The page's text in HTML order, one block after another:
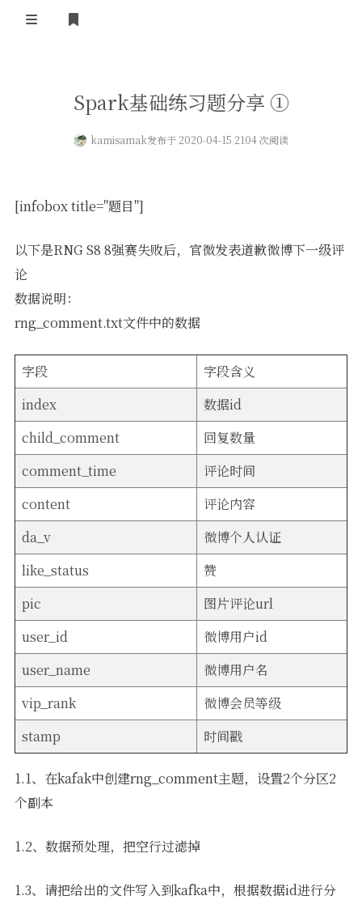
Spark基础练习题分享 ①
kamisamak发布于 2020-04-15 2104 次阅读
[infobox title="题目"]
以下是RNG S8 8强赛失败后，官微发表道歉微博下一级评
论
数据说明：
rng_comment.txt文件中的数据
字段
字段含义
index
数据id
child_comment
回复数量
comment_time
评论时间
content
评论内容
da_v
微博个人认证
like_status
赞
pic
图片评论url
user_id
微博用户id
user_name
微博用户名
vip_rank
微博会员等级
stamp
时间戳
1.1、在kafak中创建rng_comment主题，设置2个分区2
个副本
1.2、数据预处理，把空行过滤掉
1.3、请把给出的文件写入到kafka中，根据数据id进行分